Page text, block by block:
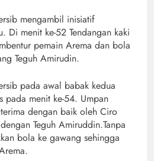
mengambil inisiatif
Di menit ke-52 Tendangan kaki
pemain Arema dan bola
Teguh Amirudin.
pada awal babak kedua
menit ke-54. Umpan
dengan baik oleh Ciro
Teguh Amiruddin.Tanpa
bola ke gawang sehingga